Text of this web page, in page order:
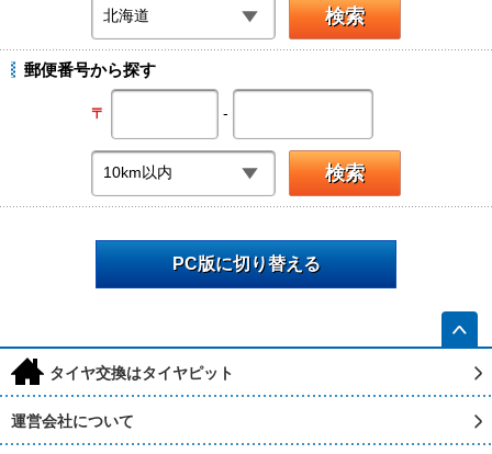
郵便番号から探す
〒 -
PC版に切り替える
h タイヤ交換はタイヤピット
運営会社について